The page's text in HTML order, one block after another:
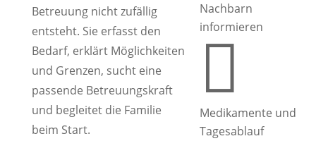
Betreuung nicht zufällig
entsteht. Sie erfasst den
Bedarf, erklärt Möglichkeiten
und Grenzen, sucht eine
passende Betreuungskraft
und begleitet die Familie
beim Start.
Nachbarn
informieren

Medikamente und
Tagesablauf